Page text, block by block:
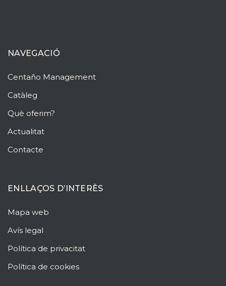
NAVEGACIÓ
Centaño Management
Catàleg
Què oferim?
Actualitat
Contacte
ENLLAÇOS D’INTERÈS
Mapa web
Avís legal
Política de privacitat
Política de cookies